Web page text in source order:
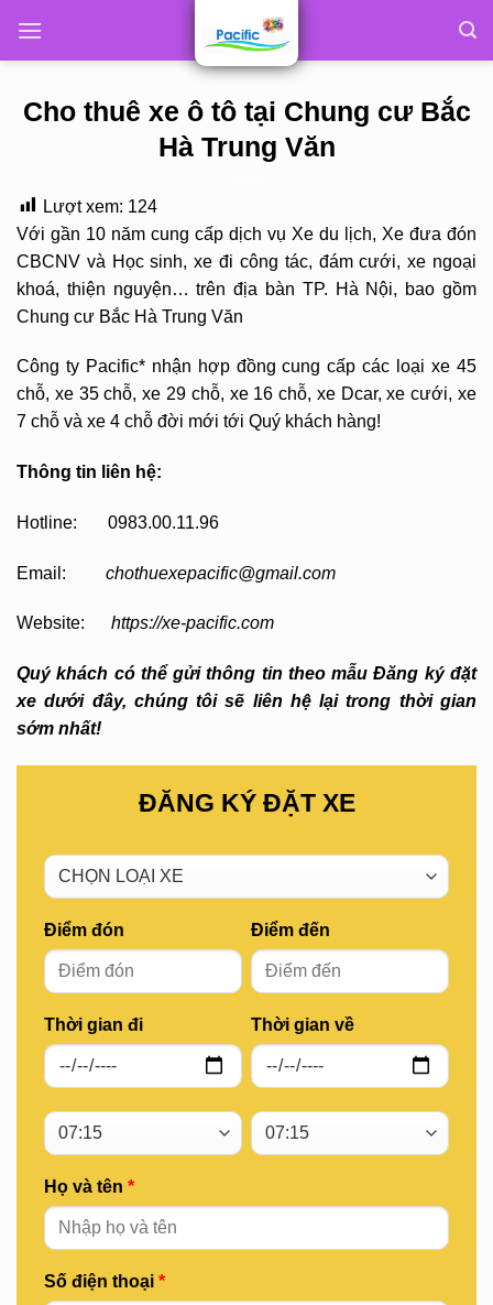
Cho thuê xe ô tô tại Chung cư Bắc
Hà Trung Văn
Lượt xem: 124
Với gần 10 năm cung cấp dịch vụ Xe du lịch, Xe đưa đón
CBCNV và Học sinh, xe đi công tác, đám cưới, xe ngoại
khoá, thiện nguyện… trên địa bàn TP. Hà Nội, bao gồm
Chung cư Bắc Hà Trung Văn
Công ty Pacific* nhận hợp đồng cung cấp các loại xe 45
chỗ, xe 35 chỗ, xe 29 chỗ, xe 16 chỗ, xe Dcar, xe cưới, xe
7 chỗ và xe 4 chỗ đời mới tới Quý khách hàng!
Thông tin liên hệ:
Hotline: 0983.00.11.96
Email: chothuexepacific@gmail.com
Website: https://xe-pacific.com
Quý khách có thể gửi thông tin theo mẫu Đăng ký đặt
xe dưới đây, chúng tôi sẽ liên hệ lại trong thời gian
sớm nhất!
ĐĂNG KÝ ĐẶT XE
Điểm đón
Thời gian đi
Điểm đến
Thời gian về
Họ và tên *
Số điện thoại *